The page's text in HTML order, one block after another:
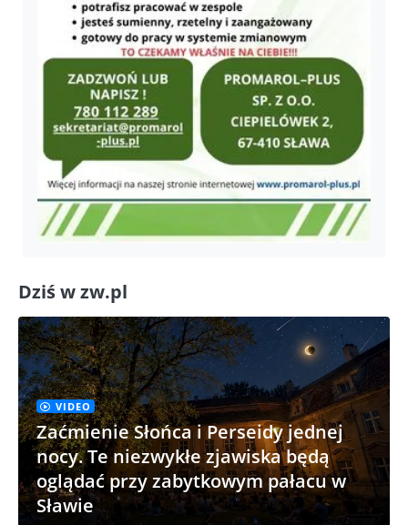
Dziś w zw.pl
VIDEO
Zaćmienie Słońca i Perseidy jednej
nocy. Te niezwykłe zjawiska będą
oglądać przy zabytkowym pałacu w
Sławie